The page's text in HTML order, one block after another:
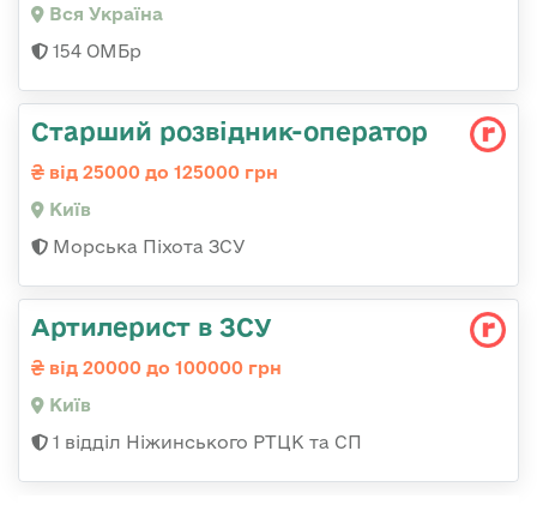
Вся Україна
154 ОМБр
Стаpший pозвідник-опеpатоp
від 25000 до 125000 грн
Київ
Морська Піхота ЗСУ
Артилерист в ЗСУ
від 20000 до 100000 грн
Київ
1 відділ Ніжинського РТЦК та СП